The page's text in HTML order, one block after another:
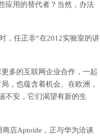
应用的替代者？当然，办法
，任正非“在2012实验室的讲
多的互联网企业合作，一起
，也蕴含着机会。在欧洲，
不安，它们渴望有新的生
店Aptoide，正与华为洽谈